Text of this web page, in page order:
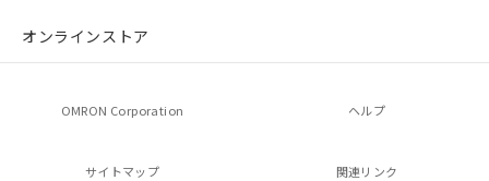
オンラインストア
OMRON Corporation ヘルプ
サイトマップ 関連リンク